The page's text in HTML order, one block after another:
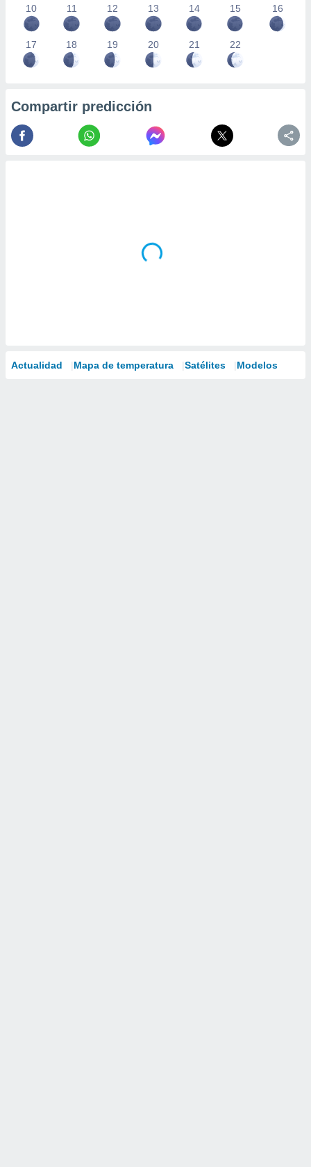
10 11 12 13 14 15 16
17 18 19 20 21 22
Compartir predicción
Actualidad Mapa de temperatura Satélites Modelos